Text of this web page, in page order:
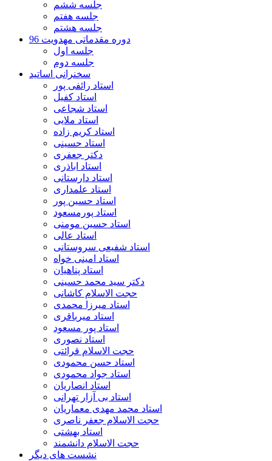
جلسه ششم
جلسه هفتم
جلسه هشتم
دوره مقدماتی مهدویت 96
جلسه اول
جلسه دوم
سخنرانی اساتید
استاد رائفی پور
استاد کفیل
استاد شجاعی
استاد ملایی
استاد کریم زاده
استاد حسینی
دکتر جعفری
استاد اباذری
استاد دارستانی
استاد علمداری
استاد حسین پور
استاد پورمسعود
استاد حسین مومنی
استاد عالی
استاد شفیعی سروستانی
استاد امینی خواه
استاد پناهیان
دکتر سید محمد حسینی
حجت الاسلام کاشانی
استاد میرزا محمدی
استاد میرباقری
استاد پور مسعود
استاد نصوری
حجت الاسلام قرائتی
استاد حسن محمودی
استاد جواد محمودی
استاد انصاریان
استاد بی آزار تهرانی
استاد محمد مهدی معماریان
حجت الاسلام جعفر ناصری
استاد بهشتی
حجت الاسلام دانشمند
نشست های دیگر